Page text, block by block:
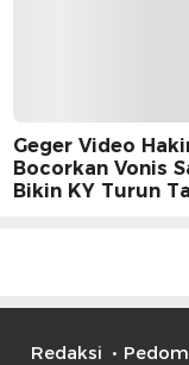
Geger Video
Bocorkan Vonis
Bikin KY Turun
Redaksi